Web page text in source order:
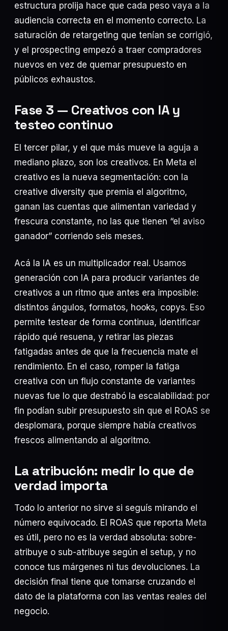
estructura prolija hace que cada peso vaya a la
audiencia correcta en el momento correcto. La
saturación de retargeting que tenían se corrigió,
y el prospecting empezó a traer compradores
nuevos en vez de quemar presupuesto en
públicos exhaustos.
Fase 3 — Creativos con IA y
testeo continuo
El tercer pilar, y el que más mueve la aguja a
mediano plazo, son los creativos. En Meta el
creativo es la nueva segmentación: con la
creative diversity que premia el algoritmo,
ganan las cuentas que alimentan variedad y
frescura constante, no las que tienen “el aviso
ganador” corriendo seis meses.
Acá la IA es un multiplicador real. Usamos
generación con IA para producir variantes de
creativos a un ritmo que antes era imposible:
distintos ángulos, formatos, hooks, copys. Eso
permite testear de forma continua, identificar
rápido qué resuena, y retirar las piezas
fatigadas antes de que la frecuencia mate el
rendimiento. En el caso, romper la fatiga
creativa con un flujo constante de variantes
nuevas fue lo que destrabó la escalabilidad: por
fin podían subir presupuesto sin que el ROAS se
desplomara, porque siempre había creativos
frescos alimentando al algoritmo.
La atribución: medir lo que de
verdad importa
Todo lo anterior no sirve si seguís mirando el
número equivocado. El ROAS que reporta Meta
es útil, pero no es la verdad absoluta: sobre-
atribuye o sub-atribuye según el setup, y no
conoce tus márgenes ni tus devoluciones. La
decisión final tiene que tomarse cruzando el
dato de la plataforma con las ventas reales del
negocio.